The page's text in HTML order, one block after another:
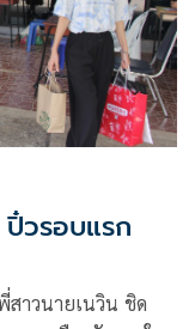
วรอบแรก
าวนายเนวิน ชิด